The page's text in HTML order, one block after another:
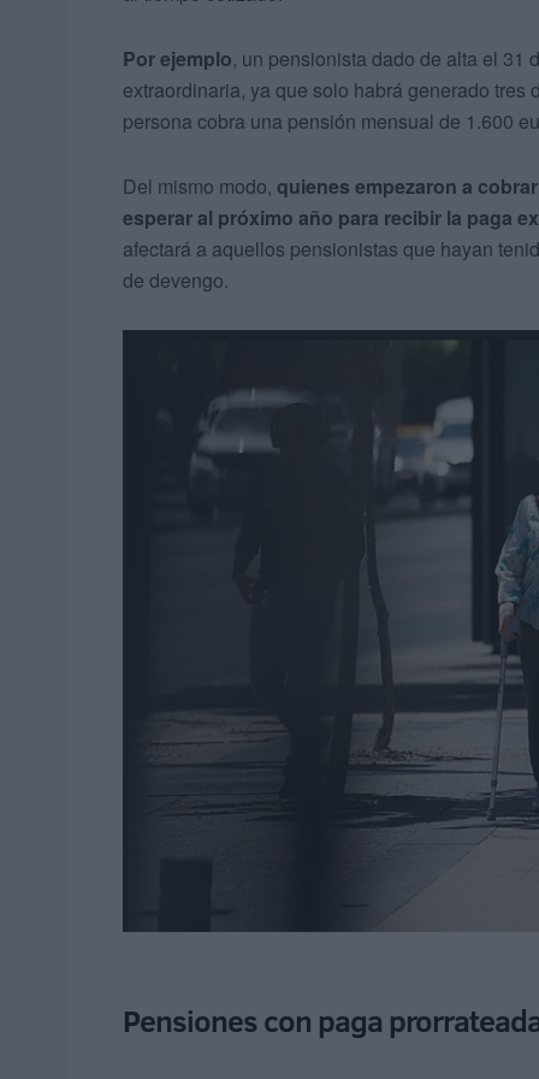
Por ejemplo, un pensionista dado de alta el 31
extraordinaria, ya que solo habrá generado
persona cobra una pensión mensual de 1.600
Del mismo modo, quienes empezaron a
esperar al próximo año para recibir la paga
afectará a aquellos pensionistas que hayan
de devengo.
Pensiones con paga